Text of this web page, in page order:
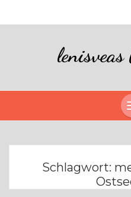
Schlagwort: